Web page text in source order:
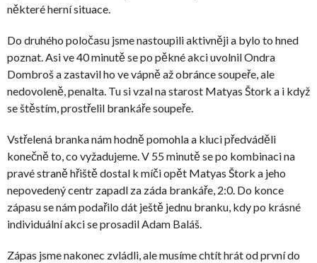
některé herní situace.
Do druhého poločasu jsme nastoupili aktivněji a bylo to hned
poznat. Asi ve 40 minutě se po pěkné akci uvolnil Ondra
Dombroš a zastavil ho ve vápně až obránce soupeře, ale
nedovoleně, penalta. Tu si vzal na starost Matyas Štork a i když
se štěstím, prostřelil brankáře soupeře.
Vstřelená branka nám hodně pomohla a kluci předváděli
konečně to, co vyžadujeme. V 55 minutě se po kombinaci na
pravé straně hřiště dostal k míči opět Matyas Štork a jeho
nepovedený centr zapadl za záda brankáře, 2:0. Do konce
zápasu se nám podařilo dát ještě jednu branku, kdy po krásné
individuální akci se prosadil Adam Baláš.
Zápas jsme nakonec zvládli, ale musíme chtít hrát od první do